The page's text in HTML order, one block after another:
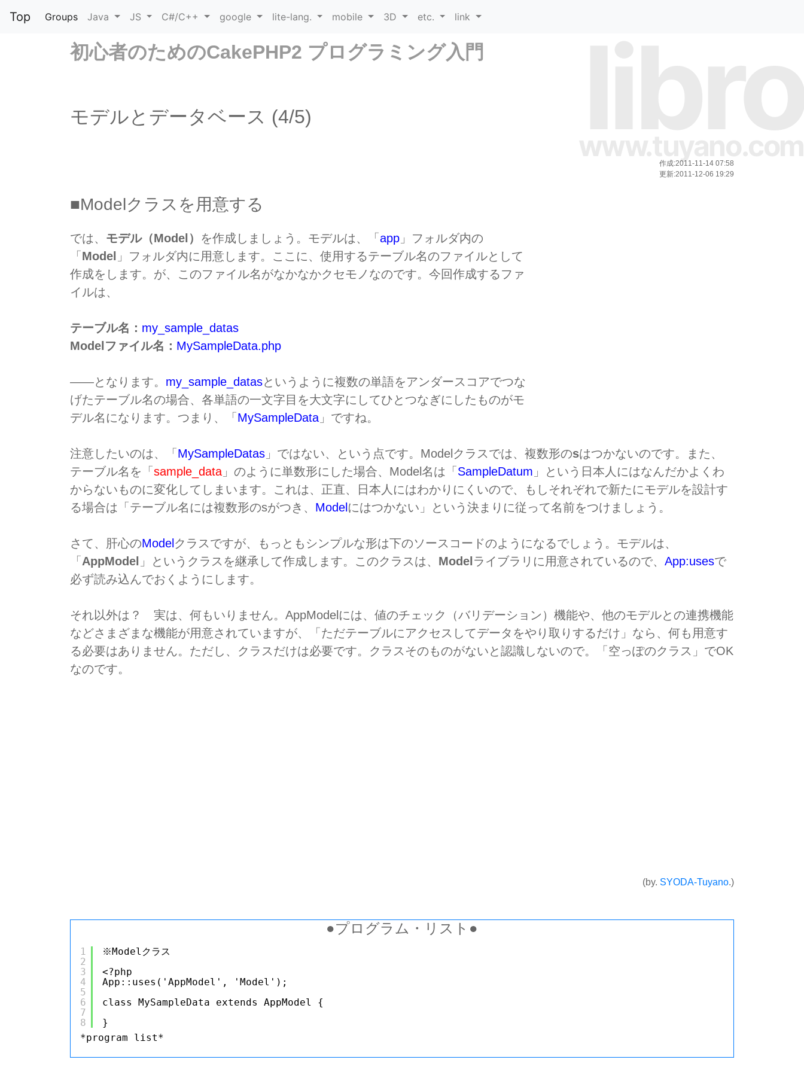
Top Groups Java JS C#/C++ google lite-lang. mobile 3D etc. link
初心者のためのCakePHP2 プログラミング入門
モデルとデータベース (4/5)
作成:2011-11-14 07:58
更新:2011-12-06 19:29
■Modelクラスを用意する
では、 モデル（Model） を作成しましょう。モデルは、「 app 」フォルダ内の
「 Model 」フォルダ内に用意します。ここに、使用するテーブル名のファイルとして
作成をします。が、このファイル名がなかなかクセモノなのです。今回作成するファ
イルは、
テーブル名： my_sample_datas
Modelファイル名： MySampleData.php
――となります。 my_sample_datasというように複数の単語をアンダースコアでつな
げたテーブル名の場合、各単語の一文字目を大文字にしてひとつなぎにしたものがモ
デル名になります。つまり、「 MySampleData 」ですね。
注意したいのは、「 MySampleDatas 」ではない、という点です。Modelクラスでは、複数形のsはつかないのです。また、
テーブル名を「 sample_data 」のように単数形にした場合、Model名は「 SampleDatum 」という日本人にはなんだかよくわ
からないものに変化してしまいます。これは、正直、日本人にはわかりにくいので、もしそれぞれで新たにモデルを設計す
る場合は「テーブル名には複数形のsがつき、 Model にはつかない」という決まりに従って名前をつけましょう。
さて、肝心のModel クラスですが、もっともシンプルな形は下のソースコードのようになるでしょう。モデルは、
「 AppModel 」というクラスを継承して作成します。このクラスは、 Model ライブラリに用意されているので、 App:usesで
必ず読み込んでおくようにします。
それ以外は？ 実は、何もいりません。AppModelには、値のチェック（バリデーション）機能や、他のモデルとの連携機能
などさまざまな機能が用意されていますが、「ただテーブルにアクセスしてデータをやり取りするだけ」なら、何も用意す
る必要はありません。ただし、クラスだけは必要です。クラスそのものがないと認識しないので。「空っぽのクラス」でOK
なのです。
(by. SYODA-Tuyano.)
●プログラム・リスト●
*program list*
1
2
3
4
5
6
7
8
※Modelクラス
<?php
App::uses('AppModel', 'Model');
class MySampleData extends AppModel {
}